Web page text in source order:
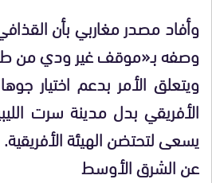
وأفاد مصدر مغاربي بأن
وصفه بـ«موقف غير ودي من
ويتعلق الأمر بدعم اختيار
الأفريقي بدل مدينة سرت
يسعى لتحتضن الهيئة الأفريقية.
عن الشرق الأوسط